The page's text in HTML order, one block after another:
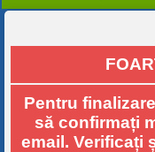
Pentru
să confirmați
email. Verificați